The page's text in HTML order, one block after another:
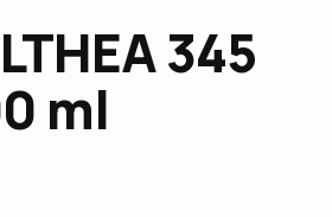
345
ml